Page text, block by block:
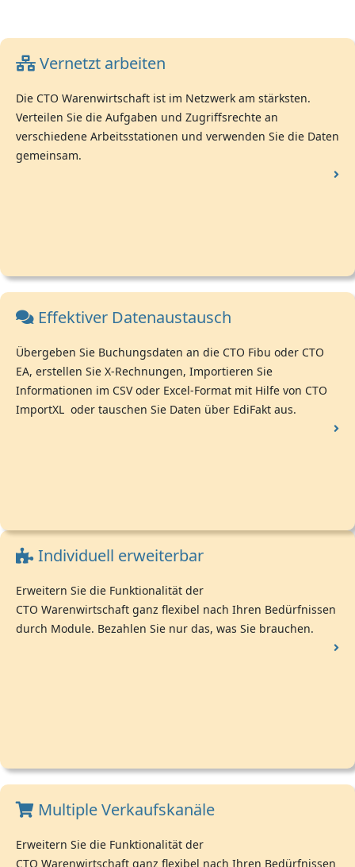
Vernetzt arbeiten
Die CTO Warenwirtschaft ist im Netzwerk am stärksten.
Verteilen Sie die Aufgaben und Zugriffsrechte an
verschiedene Arbeitsstationen und verwenden Sie die Daten
gemeinsam.
Effektiver Datenaustausch
Übergeben Sie Buchungsdaten an die CTO Fibu oder CTO
EA, erstellen Sie X-Rechnungen, Importieren Sie
Informationen im CSV oder Excel-Format mit Hilfe von CTO
ImportXL oder tauschen Sie Daten über EdiFakt aus.
Individuell erweiterbar
Erweitern Sie die Funktionalität der
CTO Warenwirtschaft ganz flexibel nach Ihren Bedürfnissen
durch Module. Bezahlen Sie nur das, was Sie brauchen.
Multiple Verkaufskanäle
Erweitern Sie die Funktionalität der
CTO Warenwirtschaft ganz flexibel nach Ihren Bedürfnissen